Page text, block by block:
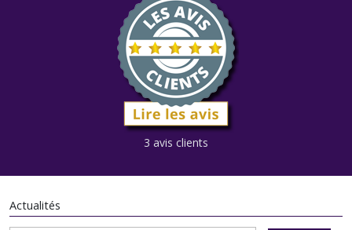
3 avis clients
Actualités